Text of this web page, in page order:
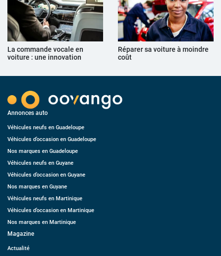
La commande vocale en
voiture : une innovation
Réparer sa voiture à moindre
coût
Annonces auto
Véhicules neufs en Guadeloupe
Véhicules d’occasion en Guadeloupe
Nos marques en Guadeloupe
Véhicules neufs en Guyane
Véhicules d’occasion en Guyane
Nos marques en Guyane
Véhicules neufs en Martinique
Véhicules d’occasion en Martinique
Nos marques en Martinique
Magazine
Actualité